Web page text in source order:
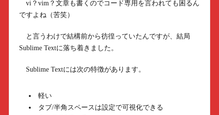
vi？vim？文章も書くのでコード専用を言われても困るん
ですよね（苦笑）
と言うわけで結構前から彷徨っていたんですが、結局
Sublime Textに落ち着きました。
Sublime Textには次の特徴があります。
軽い
タブ/半角スペースは設定で可視化できる